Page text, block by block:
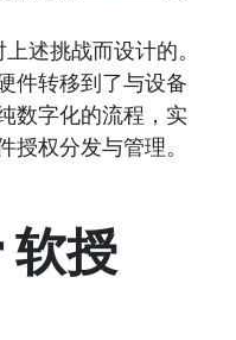
述挑战而设计的。
件转移到了与设备
数字化的流程，实
授权分发与管理。
授